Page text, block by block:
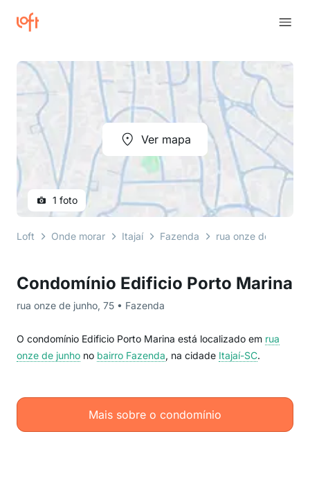
Condomínio Edificio Porto Marina
rua onze de junho, 75 • Fazenda
O condomínio Edificio Porto Marina está localizado em rua
onze de junho no bairro Fazenda, na cidade Itajaí-SC.
Mais sobre o condomínio
Ver mapa
1 foto
Loft Onde morar Itajaí Fazenda rua onze de junho